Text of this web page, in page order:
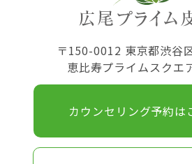
〒150-0012 東京都渋谷
恵比寿プライムスクエ
カウンセリング予約は